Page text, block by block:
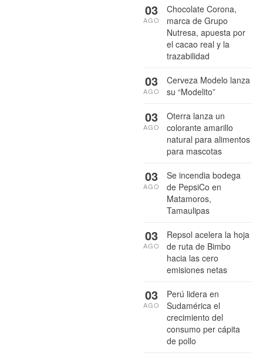
Chocolate Corona,
marca de Grupo
Nutresa, apuesta por
el cacao real y la
trazabilidad
03
AGO
Cerveza Modelo lanza
su “Modelito”
03
AGO
Oterra lanza un
colorante amarillo
natural para alimentos
para mascotas
03
AGO
Se incendia bodega
de PepsiCo en
Matamoros,
Tamaulipas
03
AGO
Repsol acelera la hoja
de ruta de Bimbo
hacia las cero
emisiones netas
03
AGO
Perú lidera en
Sudamérica el
crecimiento del
consumo per cápita
de pollo
03
AGO